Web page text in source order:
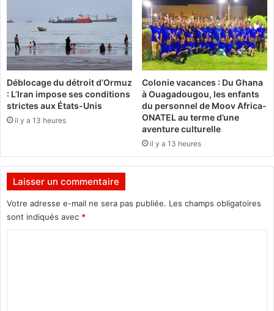
b
e
l
a
j
o
u
r
i
t
e
e
m
e
m
b
r
e
s
h
a
r
e
Déblocage du détroit d’Ormuz
: L’Iran impose ses conditions
strictes aux États-Unis
il y a 13 heures
Colonie vacances : Du Ghana
à Ouagadougou, les enfants
du personnel de Moov Africa-
ONATEL au terme d’une
aventure culturelle
il y a 13 heures
Laisser un commentaire
Votre adresse e-mail ne sera pas publiée. Les champs obligatoires
sont indiqués avec *